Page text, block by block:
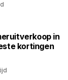
in
kortingen